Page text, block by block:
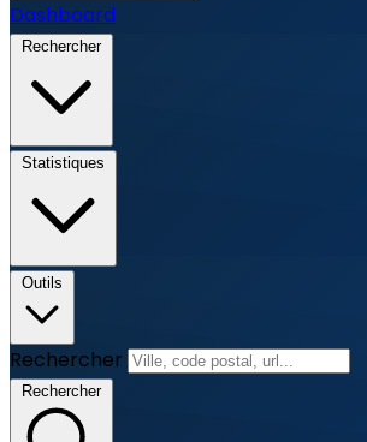
Dashboard
Rechercher
Statistiques
Outils
Rechercher
Rechercher